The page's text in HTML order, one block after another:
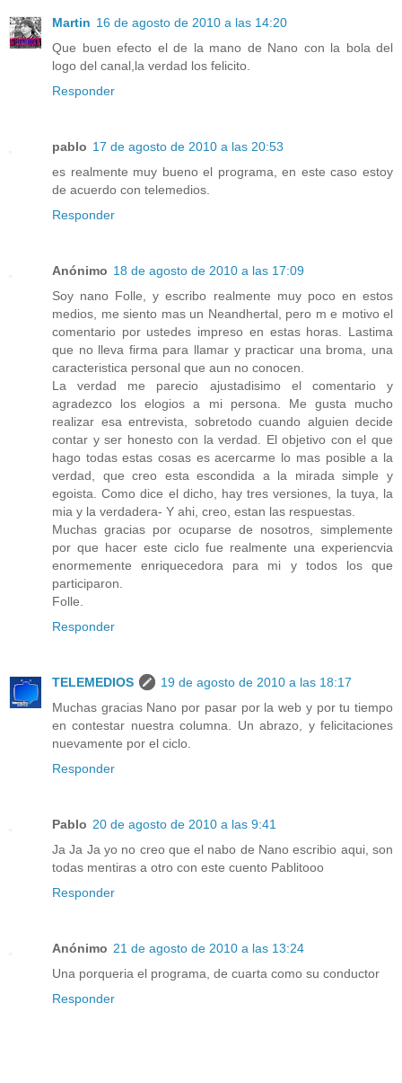
Martin 16 de agosto de 2010 a las 14:20
Que buen efecto el de la mano de Nano con la bola del
logo del canal,la verdad los felicito.
Responder
pablo 17 de agosto de 2010 a las 20:53
es realmente muy bueno el programa, en este caso estoy
de acuerdo con telemedios.
Responder
Anónimo 18 de agosto de 2010 a las 17:09
Soy nano Folle, y escribo realmente muy poco en estos
medios, me siento mas un Neandhertal, pero m e motivo el
comentario por ustedes impreso en estas horas. Lastima
que no lleva firma para llamar y practicar una broma, una
caracteristica personal que aun no conocen.
La verdad me parecio ajustadisimo el comentario y
agradezco los elogios a mi persona. Me gusta mucho
realizar esa entrevista, sobretodo cuando alguien decide
contar y ser honesto con la verdad. El objetivo con el que
hago todas estas cosas es acercarme lo mas posible a la
verdad, que creo esta escondida a la mirada simple y
egoista. Como dice el dicho, hay tres versiones, la tuya, la
mia y la verdadera- Y ahi, creo, estan las respuestas.
Muchas gracias por ocuparse de nosotros, simplemente
por que hacer este ciclo fue realmente una experiencvia
enormemente enriquecedora para mi y todos los que
participaron.
Folle.
Responder
TELEMEDIOS
19 de agosto de 2010 a las 18:17
Muchas gracias Nano por pasar por la web y por tu tiempo
en contestar nuestra columna. Un abrazo, y felicitaciones
nuevamente por el ciclo.
Responder
Pablo 20 de agosto de 2010 a las 9:41
Ja Ja Ja yo no creo que el nabo de Nano escribio aqui, son
todas mentiras a otro con este cuento Pablitooo
Responder
Anónimo 21 de agosto de 2010 a las 13:24
Una porqueria el programa, de cuarta como su conductor
Responder